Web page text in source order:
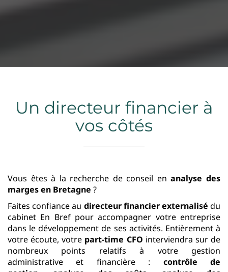
Un directeur financier à
vos côtés
Vous êtes à la recherche de conseil enanalyse des
margesen Bretagne ?
Faites confiance au directeur financier externalisé du
cabinet En Bref pour accompagner votre entreprise
dans le développement de ses activités. Entièrement à
votre écoute, votre part-time CFO interviendra sur de
nombreux points relatifs à votre gestion
administrative et financière : contrôle de